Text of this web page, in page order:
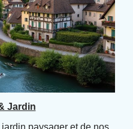
Jardin